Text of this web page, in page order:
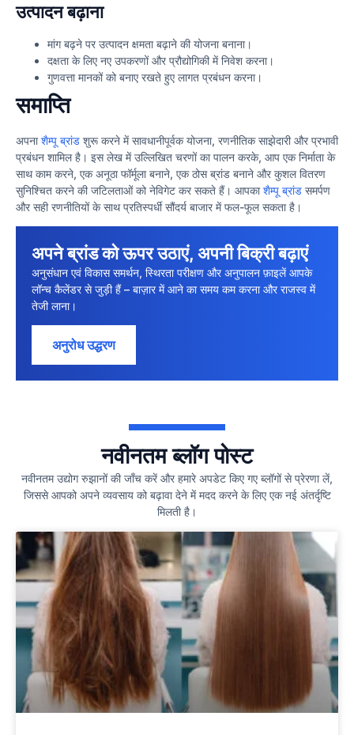
उत्पादन बढ़ाना
मांग बढ़ने पर उत्पादन क्षमता बढ़ाने की योजना बनाना।
दक्षता के लिए नए उपकरणों और प्रौद्योगिकी में निवेश करना।
गुणवत्ता मानकों को बनाए रखते हुए लागत प्रबंधन करना।
समाप्ति
अपनाशैम्पू ब्रांड शुरू करने में सावधानीपूर्वक योजना, रणनीतिक साझेदारी और प्रभावी
प्रबंधन शामिल है। इस लेख में उल्लिखित चरणों का पालन करके, आप एक निर्माता के
साथ काम करने, एक अनूठा फॉर्मूला बनाने, एक ठोस ब्रांड बनाने और कुशल वितरण
सुनिश्चित करने की जटिलताओं को नेविगेट कर सकते हैं। आपकाशैम्पू ब्रांड समर्पण
और सही रणनीतियों के साथ प्रतिस्पर्धी सौंदर्य बाजार में फल-फूल सकता है।
अपने ब्रांड को ऊपर उठाएं, अपनी बिक्री बढ़ाएं
अनुसंधान एवं विकास समर्थन, स्थिरता परीक्षण और अनुपालन फ़ाइलें आपके
लॉन्च कैलेंडर से जुड़ी हैं – बाज़ार में आने का समय कम करना और राजस्व में
तेजी लाना।
अनुरोध उद्धरण
नवीनतम ब्लॉग पोस्ट
नवीनतम उद्योग रुझानों की जाँच करें और हमारे अपडेट किए गए ब्लॉगों से प्रेरणा लें,
जिससे आपको अपने व्यवसाय को बढ़ावा देने में मदद करने के लिए एक नई अंतर्दृष्टि
मिलती है।